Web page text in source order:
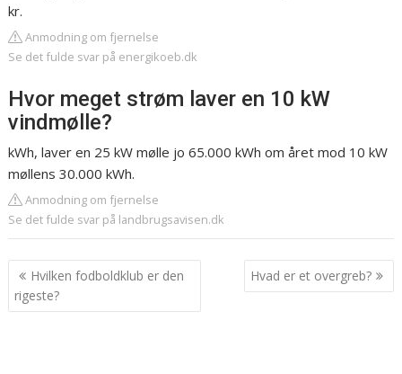
kr.
Anmodning om fjernelse
Se det fulde svar på energikoeb.dk
Hvor meget strøm laver en 10 kW
vindmølle?
kWh, laver en 25 kW mølle jo 65.000 kWh om året mod 10 kW
møllens 30.000 kWh.
Anmodning om fjernelse
Se det fulde svar på landbrugsavisen.dk
Indlægsnavigation
Hvilken fodboldklub er den
rigeste?
Hvad er et overgreb?